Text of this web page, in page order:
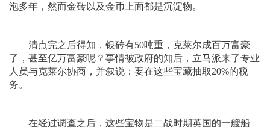
泡多年，然而金砖以及金币上面都是沉淀物。
清点完之后得知，银砖有50吨重，克莱尔成百万富豪
了，甚至亿万富豪呢？事情被政府的知后，立马派来了专业
人员与克莱尔协商，并叙说：要在这些宝藏抽取20%的税
务。
在经过调查之后，这些宝物是二战时期英国的一艘船